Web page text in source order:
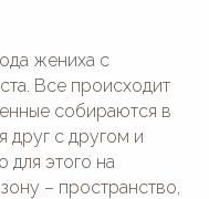
жениха с
Все происходит
собираются в
друг с другом и
этого на
– пространство,